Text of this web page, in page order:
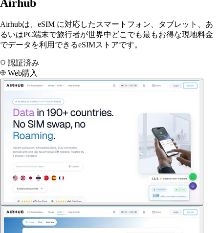
Airhub
Airhubは、eSIM に対応したスマートフォン、タブレット、あ
るいはPC端末で旅行者が世界中どこでも最もお得な現地料金
でデータを利用できるeSIMストアです。
認証済み
Web購入